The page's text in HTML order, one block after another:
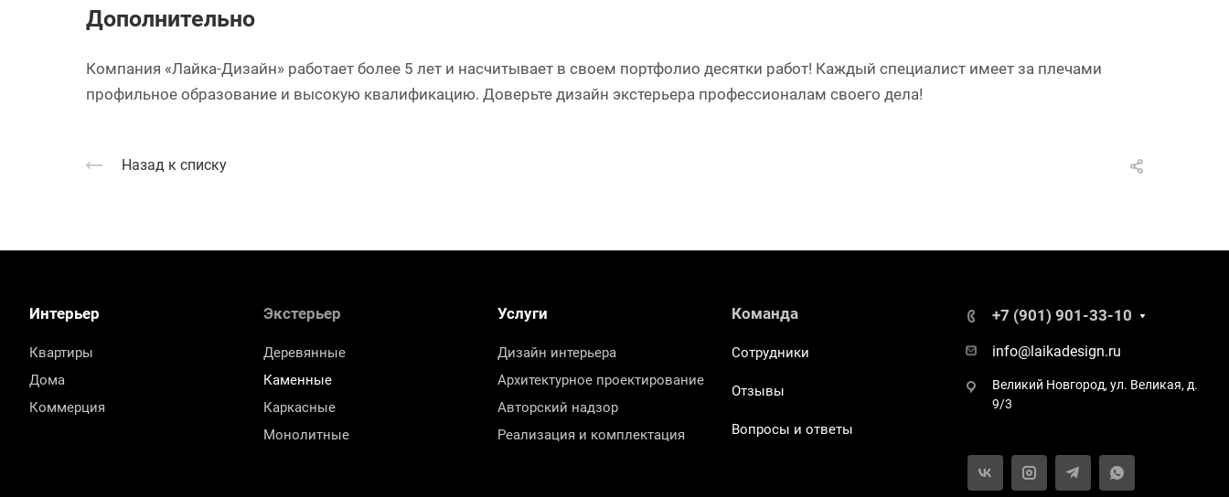
Дополнительно
Компания «Лайка-Дизайн» работает более 5 лет и насчитывает в своем портфолио десятки работ! Каждый специалист имеет за плечами
профильное образование и высокую квалификацию. Доверьте дизайн экстерьера профессионалам своего дела!
Назад к списку
Интерьер
Квартиры
Дома
Коммерция
Экстерьер
Деревянные
Каменные
Каркасные
Монолитные
Услуги
Дизайн интерьера
Архитектурное проектирование
Авторский надзор
Реализация и комплектация
Команда
Сотрудники
Отзывы
Вопросы и ответы
+7 (901) 901-33-10
info@laikadesign.ru
Великий Новгород, ул. Великая, д.
9/3